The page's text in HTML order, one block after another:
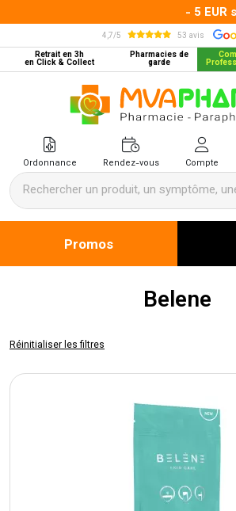
- 5 EUR
4,7/5
53 avis
Retrait en 3h
en Click & Collect
Pharmacies de
garde
MVA
Ordonnance Rendez-vous Compte
Promos
Belene
Réinitialiser les filtres